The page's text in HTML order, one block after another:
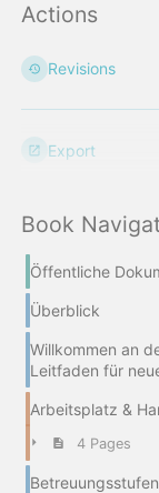
Actions
Revisions
Export
Book
Öffentliche
Überblick
Willkommen an
Leitfaden für
Arbeitsplatz &
4 Pages
Betreuungsstufen